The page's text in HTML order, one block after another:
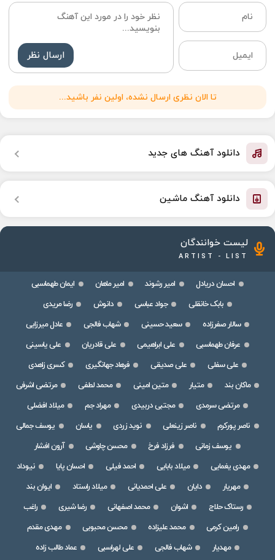
ارسال نظر
تا الان نظری ارسال نشده، اولین نفر باشید...
دانلود آهنگ های جدید
دانلود آهنگ ماشین
لیست خوانندگان
ARTIST - LIST
احسان دریادل امیر رشوند امیر ماهان
ایمان طهماسبی
بابک خانقلی
جواد عباسی دانوش
رضا مریدی
سالار صفرزاده
سعید حسینی شهاب فالجی
عادل میرزایی
عرفان طهماسبی
علی ابراهیمی علی قادریان
علی یاسینی
علی سفلی
علی صدیقی فرهاد جهانگیری
کسری زاهدی
ماکان بند
متیار متین امینی محمد لطفی
مرتضی اشرفی
مرتضی سرمدی
مجتبی دربیدی مهراد جم
میلاد افضلی
ناصر پورکرم
ناصر زینعلی نوید زردی یاسان
یوسف جمالی
یوسف زمانی
فرزاد فرخ محسن چاوشی
آرون افشار
مهدی یغمایی
میلاد بابایی احمد فیلی احسان پایا
نیوداد
مهریار
دایان علی احمدیانی میلاد راستاد
ایوان بند
رستاک حلاج
اشوان محمد اصفهانی رضا شیری
راغب
رامین کرمی
محمد علیزاده محسن محبوبی
مهدی مقدم
مهدیار
شهاب فالجی علی لهراسبی
عماد طالب زاده